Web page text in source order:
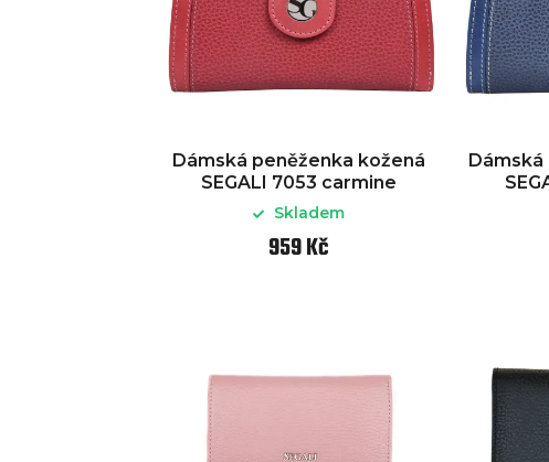
Dámská peněženka kožená
SEGALI 7053 carmine
Skladem
959 Kč